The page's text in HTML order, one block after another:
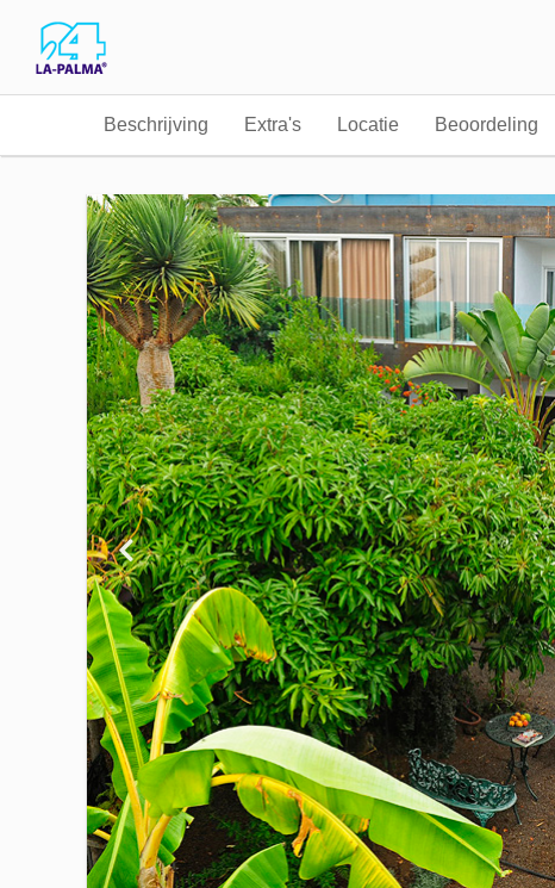
Beschrijving Extra's Locatie Beoordeling